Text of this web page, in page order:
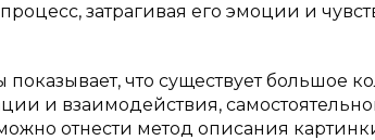
затрагивая его эмоции и
что существует большое
и взаимодействия,
отнести метод описания